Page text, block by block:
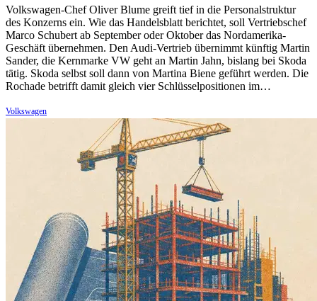
Volkswagen-Chef Oliver Blume greift tief in die Personalstruktur
des Konzerns ein. Wie das Handelsblatt berichtet, soll Vertriebschef
Marco Schubert ab September oder Oktober das Nordamerika-
Geschäft übernehmen. Den Audi-Vertrieb übernimmt künftig Martin
Sander, die Kernmarke VW geht an Martin Jahn, bislang bei Skoda
tätig. Skoda selbst soll dann von Martina Biene geführt werden. Die
Rochade betrifft damit gleich vier Schlüsselpositionen im…
Volkswagen